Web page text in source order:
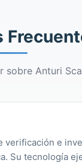
sobre Anturi
verificación e
Su tecnología